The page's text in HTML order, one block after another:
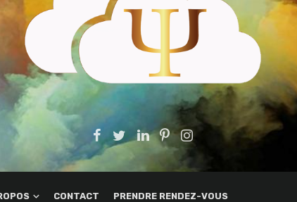
CONTACT PRENDRE RENDEZ-VOUS